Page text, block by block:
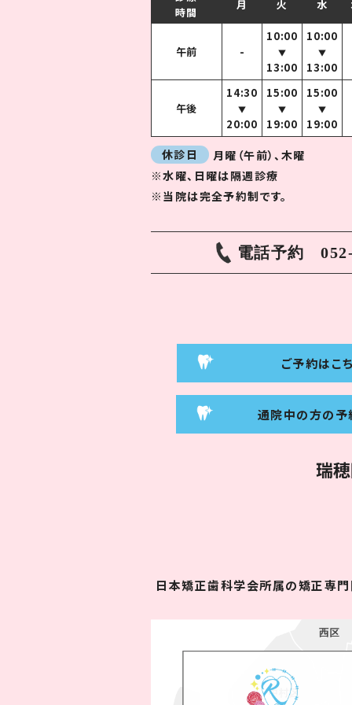
時間
月 火 水
午前 -
10:00
▼
13:00
10:00
▼
13:00
午後
14:30
▼
20:00
15:00
▼
19:00
15:00
▼
19:00
休診日
月曜（午前）、木曜
※水曜、日曜は隔週診療
※当院は完全予約制です。
電話予約
ご予約はこ
通院中の方の予
瑞
日本矯正歯科学会所属の矯正専